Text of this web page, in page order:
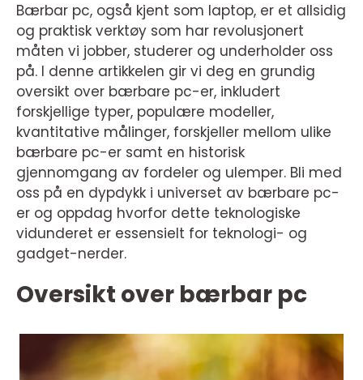
Bærbar pc, også kjent som laptop, er et allsidig
og praktisk verktøy som har revolusjonert
måten vi jobber, studerer og underholder oss
på. I denne artikkelen gir vi deg en grundig
oversikt over bærbare pc-er, inkludert
forskjellige typer, populære modeller,
kvantitative målinger, forskjeller mellom ulike
bærbare pc-er samt en historisk
gjennomgang av fordeler og ulemper. Bli med
oss på en dypdykk i universet av bærbare pc-
er og oppdag hvorfor dette teknologiske
vidunderet er essensielt for teknologi- og
gadget-nerder.
Oversikt over bærbar pc